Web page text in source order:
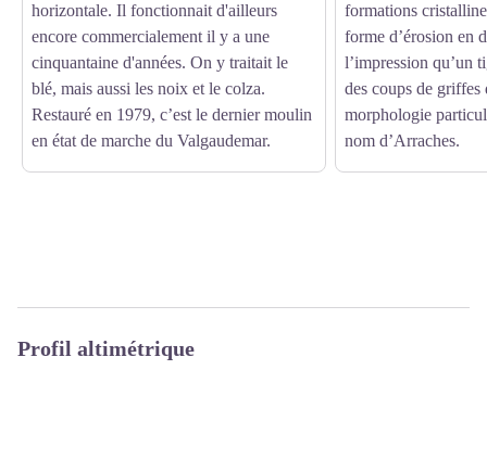
horizontale. Il fonctionnait d'ailleurs
encore commercialement il y a une
cinquantaine d'années. On y traitait le
blé, mais aussi les noix et le colza.
Restauré en 1979, c’est le dernier moulin
en état de marche du Valgaudemar.
formations
forme d’érosion en
l’impression qu’un
des coups de griffes
morphologie
nom d’Arraches.
Profil altimétrique